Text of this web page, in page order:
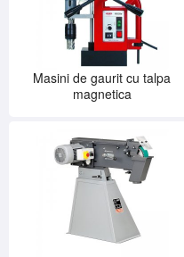
Masini de gaurit cu talpa
magnetica